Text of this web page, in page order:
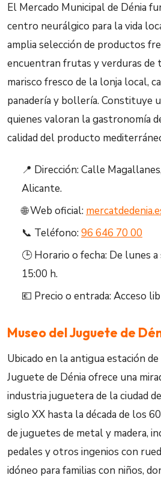
El Mercado Municipal de Dénia
centro neurálgico para la vida
amplia selección de productos
encuentran frutas y verduras de
marisco fresco de la lonja local,
panadería y bollería. Constituye
quienes valoran la gastronomía
calidad del producto
📍 Dirección: Calle
Alicante.
🌐 Web oficial:
📞 Teléfono:96 646 70 00
🕒 Horario o fecha: De lunes a
15:00 h.
💶 Precio o entrada: Acceso
Museo del Juguete de
Ubicado en la antigua estación
Juguete de Dénia ofrece una
industria juguetera de la ciudad
siglo XX hasta la década de los
de juguetes de metal y madera,
pedales y otros ingenios con
idóneo para familias con niños,